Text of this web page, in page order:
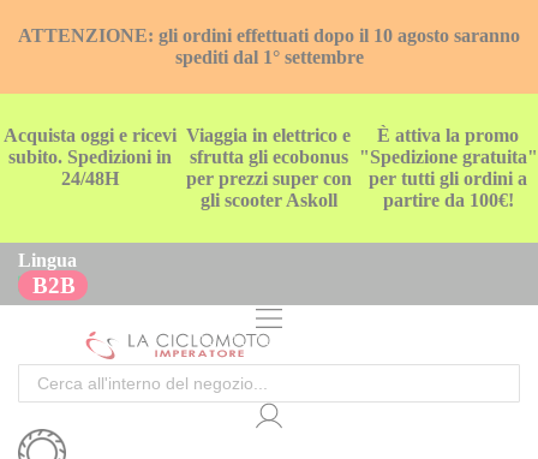
ATTENZIONE: gli ordini effettuati dopo il 10 agosto saranno
spediti dal 1° settembre
Acquista oggi e ricevi
subito. Spedizioni in
24/48H
Viaggia in elettrico e
sfrutta gli ecobonus
per prezzi super con
gli scooter Askoll
È attiva la promo
"Spedizione gratuita"
per tutti gli ordini a
partire da 100€!
Lingua
B2B
Cerca